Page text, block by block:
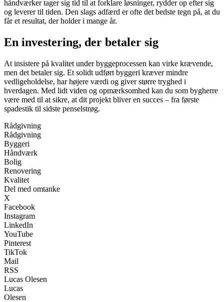
håndværker tager sig tid til at forklare løsninger, rydder op efter sig
og leverer til tiden. Den slags adfærd er ofte det bedste tegn på, at du
får et resultat, der holder i mange år.
En investering, der betaler sig
At insistere på kvalitet under byggeprocessen kan virke krævende,
men det betaler sig. Et solidt udført byggeri kræver mindre
vedligeholdelse, har højere værdi og giver større tryghed i
hverdagen. Med lidt viden og opmærksomhed kan du som bygherre
være med til at sikre, at dit projekt bliver en succes – fra første
spadestik til sidste penselstrøg.
Rådgivning
Rådgivning
Byggeri
Håndværk
Bolig
Renovering
Kvalitet
Del med omtanke
X
Facebook
Instagram
LinkedIn
YouTube
Pinterest
TikTok
Mail
RSS
Lucas Olesen
Lucas
Olesen